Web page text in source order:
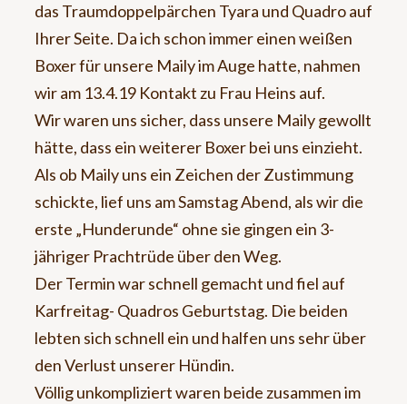
das Traumdoppelpärchen Tyara und Quadro auf
Ihrer Seite. Da ich schon immer einen weißen
Boxer für unsere Maily im Auge hatte, nahmen
wir am 13.4.19 Kontakt zu Frau Heins auf.
Wir waren uns sicher, dass unsere Maily gewollt
hätte, dass ein weiterer Boxer bei uns einzieht.
Als ob Maily uns ein Zeichen der Zustimmung
schickte, lief uns am Samstag Abend, als wir die
erste „Hunderunde“ ohne sie gingen ein 3-
jähriger Prachtrüde über den Weg.
Der Termin war schnell gemacht und fiel auf
Karfreitag- Quadros Geburtstag. Die beiden
lebten sich schnell ein und halfen uns sehr über
den Verlust unserer Hündin.
Völlig unkompliziert waren beide zusammen im